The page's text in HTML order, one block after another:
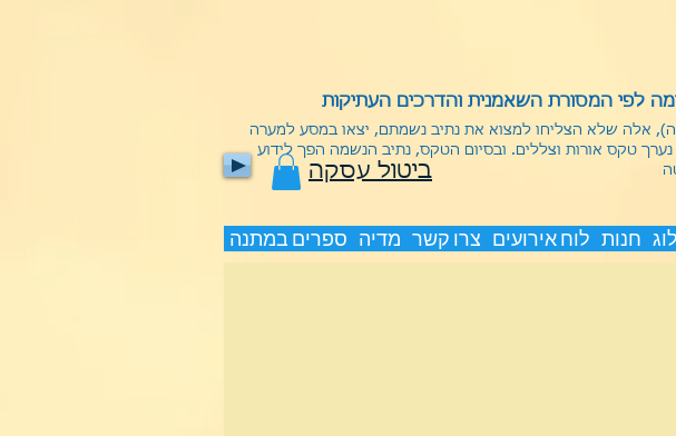
ביטול עסקה
לפי המסורת השאמנית והדרכים העתיקות
אלה שלא הצליחו למצוא את נתיב נשמתם, יצאו במסע למערה
טקס אורות וצללים. ובסיום הטקס, נתיב הנשמה הפך לידוע
ספרים במתנה מדיה צרו קשר לוח אירועים חנות